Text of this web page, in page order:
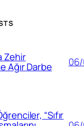
Zehir
Ağır Darbe
“Sıfır